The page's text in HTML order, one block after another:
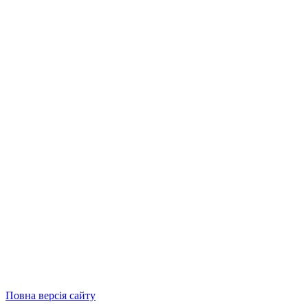
Повна версія сайту